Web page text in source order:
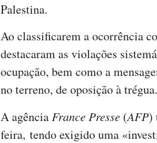
Palestina.
Ao classificarem a ocorrência
destacaram as violações
ocupação, bem como a
no terreno, de oposição à trégua.
A agência France Presse (AFP)
feira, tendo exigido uma